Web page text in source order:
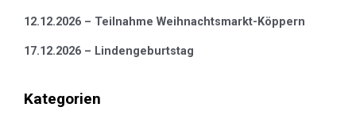
12.12.2026 – Teilnahme Weihnachtsmarkt-Köppern
17.12.2026 – Lindengeburtstag
Kategorien